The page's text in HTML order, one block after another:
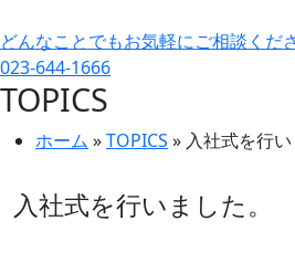
どんなことでもお気軽にご相談くだ
023-644-1666
TOPICS
ホーム »TOPICS » 入社式を行い
入社式を行いました。